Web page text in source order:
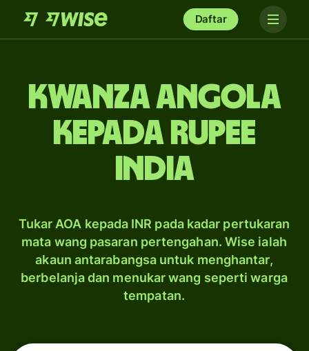
Daftar
kwanza Angola
kepada rupee
India
Tukar AOA kepada INR pada kadar pertukaran
mata wang pasaran pertengahan. Wise ialah
akaun antarabangsa untuk menghantar,
berbelanja dan menukar wang seperti warga
tempatan.